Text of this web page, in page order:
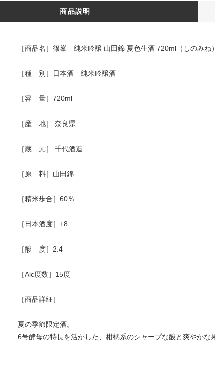
商品説明
［商品名］篠峯 純米吟醸 山田錦 夏色生酒 720ml（しのみね）
［種 別］日本酒 純米吟醸酒
［容 量］720ml
［産 地］ 奈良県
［蔵 元］ 千代酒造
［原 料］山田錦
［精米歩合］60％
［日本酒度］+8
［酸 度］2.4
［Alc度数］15度
［商品詳細］
夏の季節限定酒。
6号酵母の特長を活かした、柑橘系のシャープな酸と爽やか